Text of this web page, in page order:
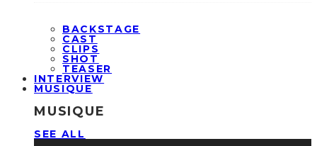
BACKSTAGE
CAST
CLIPS
SHOT
TEASER
INTERVIEW
MUSIQUE
MUSIQUE
SEE ALL